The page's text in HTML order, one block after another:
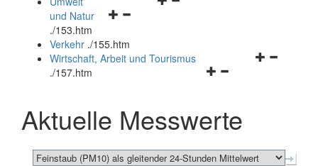
Navigationsmenü
und
schließen
und Natur
./153.htm
Verkehr ./155.htm
Navigationsmenü
schließen
Wirtschaft, Arbeit und Tourismus
./157.htm
Aktuelle Messwerte